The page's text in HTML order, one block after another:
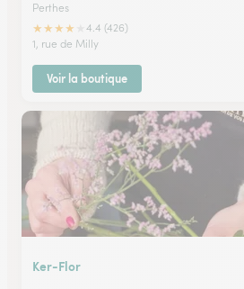
Perthes
★★★★
4.4 (426)
1, rue de Milly
Voir la boutique
Ker-Flor